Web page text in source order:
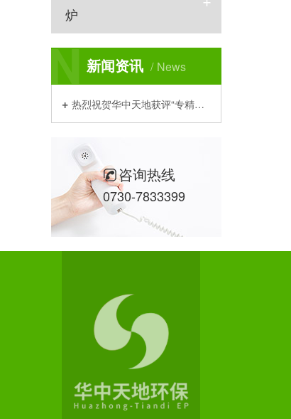
炉
新闻资讯 News
N
热烈祝贺华中天地获评“专精特新小巨人”企业！
咨询热线
0730-7833399